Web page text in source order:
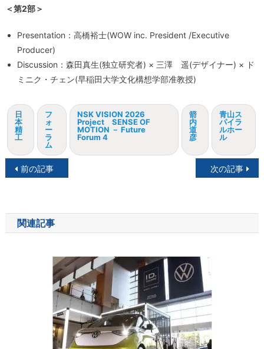
＜第2部＞
Presentation：高橋裕士(WOW inc. President /Executive
Producer)
Discussion：森田真生(独立研究者) × 三澤 遥(デザイナー) × ド
ミニク・チェン(早稲田大学文化構想学部准教授)
日
本
精
工
フ
ォ
ー
ラ
ム
NSK VISION 2026
Project SENSE OF
MOTION － Future
Forum 4
箭
内
道
彦
青山ス
パイラ
ルホー
ル
投
ナ
ビ
前の記事 次の記事
関連記事